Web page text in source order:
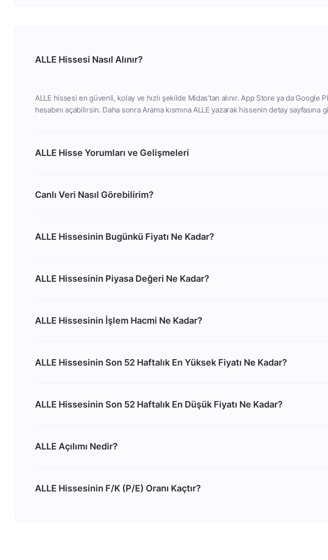
ALLE Hissesi Nasıl Alınır?
ALLE hissesi en güvenli, kolay ve hızlı şekilde Midas’tan alınır. App Store ya da
hesabını açabilirsin. Daha sonra Arama kısmına ALLE yazarak hissenin detay sayfasına
ALLE Hisse Yorumları ve Gelişmeleri
Canlı Veri Nasıl Görebilirim?
ALLE Hissesinin Bugünkü Fiyatı Ne Kadar?
ALLE Hissesinin Piyasa Değeri Ne Kadar?
ALLE Hissesinin İşlem Hacmi Ne Kadar?
ALLE Hissesinin Son 52 Haftalık En Yüksek Fiyatı Ne Kadar?
ALLE Hissesinin Son 52 Haftalık En Düşük Fiyatı Ne Kadar?
ALLE Açılımı Nedir?
ALLE Hissesinin F/K (P/E) Oranı Kaçtır?